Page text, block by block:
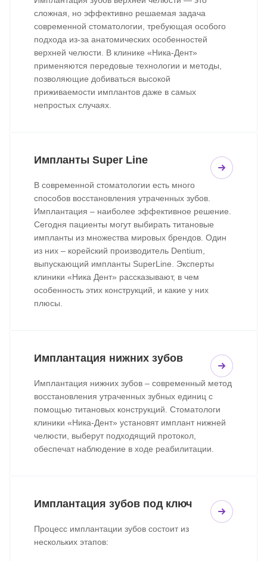
сложная, но эффективно решаемая задача
современной стоматологии, требующая особого
подхода из-за анатомических особенностей
верхней челюсти. В клинике «Ника-Дент»
применяются передовые технологии и методы,
позволяющие добиваться высокой
приживаемости имплантов даже в самых
непростых случаях.
Импланты Super Line
В современной стоматологии есть много
способов восстановления утраченных зубов.
Имплантация – наиболее эффективное решение.
Сегодня пациенты могут выбирать титановые
импланты из множества мировых брендов. Один
из них – корейский производитель Dentium,
выпускающий импланты SuperLine. Эксперты
клиники «Ника Дент» рассказывают, в чем
особенность этих конструкций, и какие у них
плюсы.
Имплантация нижних зубов
Имплантация нижних зубов – современный метод
восстановления утраченных зубных единиц с
помощью титановых конструкций. Стоматологи
клиники «Ника-Дент» установят имплант нижней
челюсти, выберут подходящий протокол,
обеспечат наблюдение в ходе реабилитации.
Имплантация зубов под ключ
Процесс имплантации зубов состоит из
нескольких этапов: